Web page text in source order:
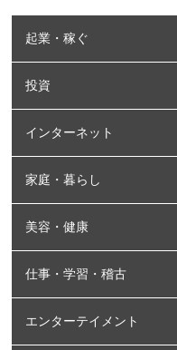
起業・稼ぐ
投資
インターネット
家庭・暮らし
美容・健康
仕事・学習・稽古
エンターテイメント